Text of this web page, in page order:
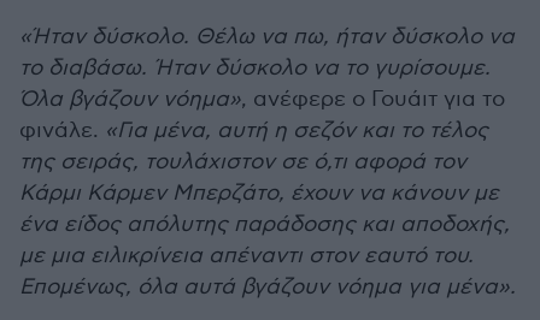
«Ήταν δύσκολο. Θέλω να πω, ήταν δύσκολο να
το διαβάσω. Ήταν δύσκολο να το γυρίσουμε.
Όλα βγάζουν νόημα», ανέφερε ο Γουάιτ για το
φινάλε. «Για μένα, αυτή η σεζόν και το τέλος
της σειράς, τουλάχιστον σε ό,τι αφορά τον
Κάρμι Κάρμεν Μπερζάτο, έχουν να κάνουν με
ένα είδος απόλυτης παράδοσης και αποδοχής,
με μια ειλικρίνεια απέναντι στον εαυτό του.
Επομένως, όλα αυτά βγάζουν νόημα για μένα».